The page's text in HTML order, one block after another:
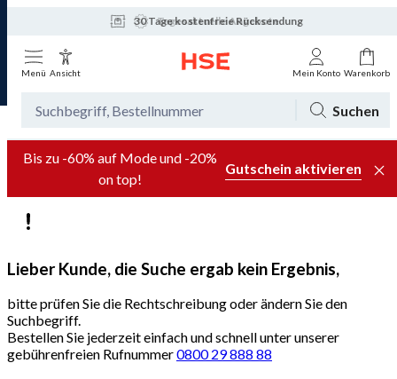
30 Tage kostenfreie Rücksendung
Tagesaktuelle Angebote
Menü Ansicht Mein Konto Warenkorb
Suchen
Bis zu -60% auf Mode und -20%
on top!
Gutschein aktivieren
Lieber Kunde, die Suche ergab kein Ergebnis,
bitte prüfen Sie die Rechtschreibung oder ändern Sie den
Suchbegriff.
Bestellen Sie jederzeit einfach und schnell unter unserer
gebührenfreien Rufnummer0800 29 888 88